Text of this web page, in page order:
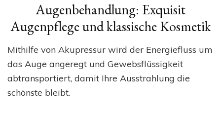
Augenbehandlung: Exquisit
Augenpflege und klassische Kosmetik
Mithilfe von Akupressur wird der Energiefluss um
das Auge angeregt und Gewebsflüssigkeit
abtransportiert, damit Ihre Ausstrahlung die
schönste bleibt.